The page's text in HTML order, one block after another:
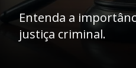
Entenda a
justiça criminal.